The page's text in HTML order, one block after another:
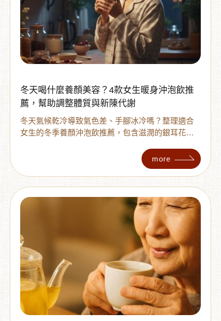
冬天喝什麼養顏美容？4款女生暖身沖泡飲推
薦，幫助調整體質與新陳代謝
冬天氣候乾冷導致氣色差、手腳冰冷嗎？整理適合
女生的冬季養顏沖泡飲推薦，包含滋潤的銀耳花
握無糖低負擔、食材單純與沖泡方便三大原則，讓
妳從日常飲品中輕鬆保養，喝出好氣色
more